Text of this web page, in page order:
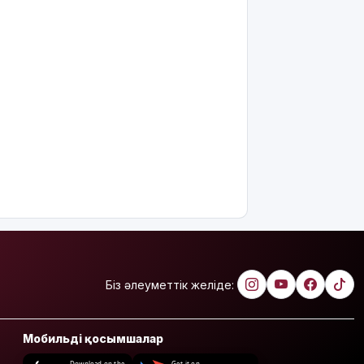
Біз әлеуметтік желіде:
Мобильді қосымшалар